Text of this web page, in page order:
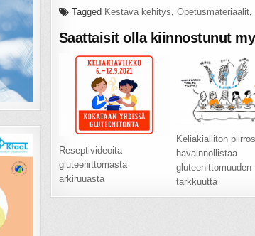
Tagged Kestävä kehitys, Opetusmateriaalit,
Saattaisit olla kiinnostunut
Reseptivideoita
gluteenittomasta
arkiruuasta
Keliakialiiton
havainnollistaa
gluteenittomuuden
tarkkuutta